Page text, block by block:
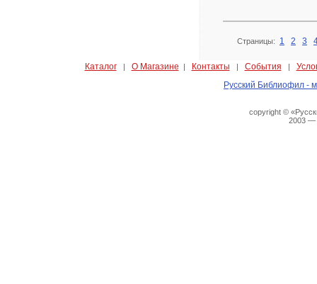
Страницы: 1 2 3
Каталог| О Магазине | Контакты | События |
Русский Библиофил -
copyright ©
2003 —